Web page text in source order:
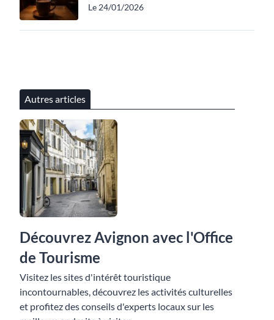
Le 24/01/2026
Autres articles
Découvrez Avignon avec l'Office
de Tourisme
Visitez les sites d'intérêt touristique
incontournables, découvrez les activités culturelles
et profitez des conseils d'experts locaux sur les